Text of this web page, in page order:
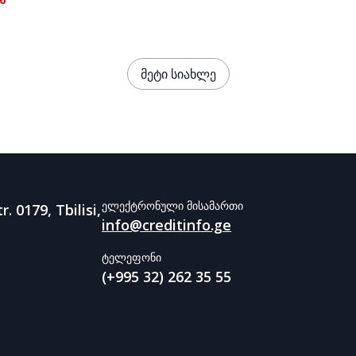
მეტი სიახლე
0179, Tbilisi,ელექტრონული მისამართი
info@creditinfo.ge
ტელეფონი
(+995 32) 262 35 55